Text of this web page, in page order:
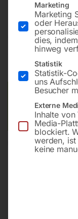
4.200,00
Lieferzeit:ca. 5 - 10
Versandkosten
Bitte beachten
Andere Länder
Marketing
Marketing
oder
dies,
hinweg
Statistik
Statistik-
uns
Besucher
Externe
Inhalte
Media-
blockiert.
werden,
keine